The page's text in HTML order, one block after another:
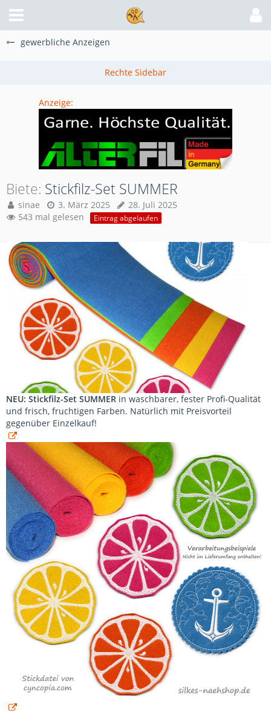
gewerbliche Anzeigen
Anzeige:
Biete Stickfilz-Set SUMMER
sinae 3. März 2025
28. Juli 2025
543 mal gelesen
Eintrag abgelaufen
NEU: Stickfilz-Set SUMMER in waschbarer, fester Profi-Qualität
und frisch, fruchtigen Farben. Natürlich mit Preisvorteil
gegenüber Einzelkauf!